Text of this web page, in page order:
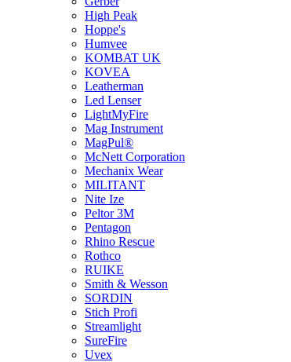
High Peak
Hoppe's
Humvee
KOMBAT UK
KOVEA
Leatherman
Led Lenser
LightMyFire
Mag Instrument
MagPul®
McNett Corporation
Mechanix Wear
MILITANT
Nite Ize
Peltor 3M
Pentagon
Rhino Rescue
Rothco
RUIKE
Smith & Wesson
SORDIN
Stich Profi
Streamlight
SureFire
Uvex